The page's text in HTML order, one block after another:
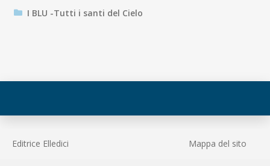
I BLU -Tutti i santi del Cielo
Editrice Elledici Mappa del sito